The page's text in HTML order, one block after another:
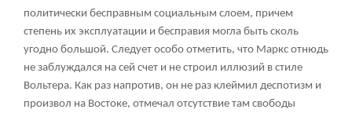
политически бесправным социальным слоем, причем
степень их эксплуатации и бесправия могла быть сколь
угодно большой. Следует особо отметить, что Маркс отнюдь
не заблуждался на сей счет и не строил иллюзий в стиле
Вольтера. Как раз напротив, он не раз клеймил деспотизм и
произвол на Востоке, отмечал отсутствие там свободы